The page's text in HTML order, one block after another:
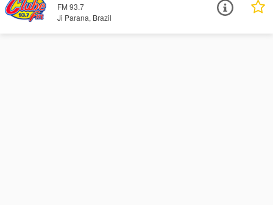
FM 93.7
Ji Parana, Brazil